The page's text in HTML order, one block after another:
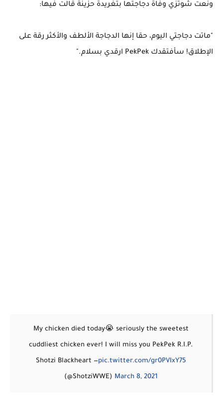
ونعت شوتزي وفاة دجاجتها بتغريدة حزينة قالت فيها:
"ماتت دجاجتي اليوم، حقا إنها الدجاجة الألطف والأكثر رقة على
الإطلاق! سأفتقدك PekPek ارقدي بسلام."
My chicken died today😭 seriously the sweetest
cuddliest chicken ever! I will miss you PekPek R.I.P.
pic.twitter.com/gr0PVIxY75
— Shotzi Blackheart
(@ShotziWWE) March 8, 2021